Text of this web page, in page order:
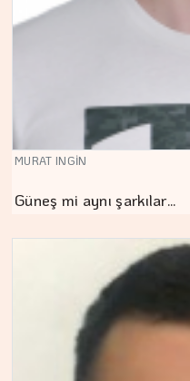
MURAT INGİN
Güneş mi aynı şarkılar…